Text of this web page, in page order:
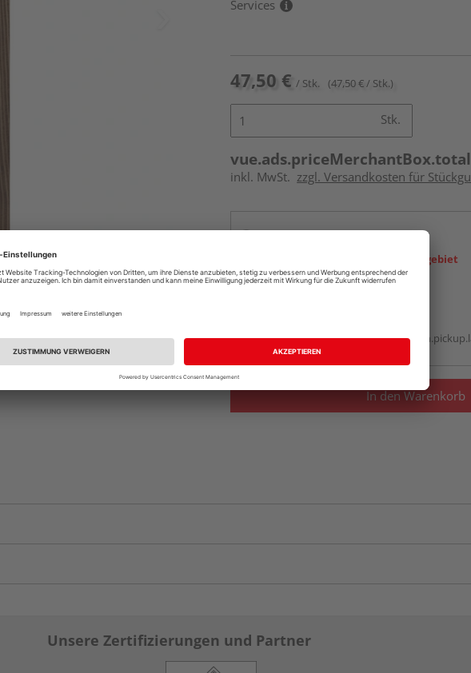
Services
47,50 € / Stk. (47,50 € / Stk.)
Stk.
vue.ads.priceMerchantBox.total
inkl. MwSt. zzgl. Versandkosten für
Ihr Standort ist nicht im Liefergebiet
In den Warenkorb
Unsere Zertifizierungen und Partner